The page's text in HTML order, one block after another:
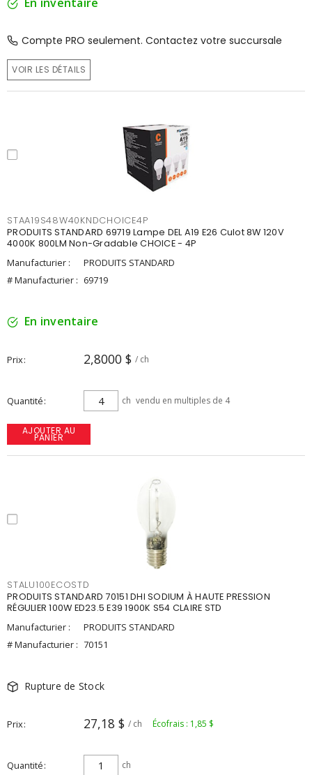
Compte PRO seulement. Contactez votre succursale
VOIR LES DÉTAILS
STAA19S48W40KNDCHOICE4P
PRODUITS STANDARD 69719 Lampe DEL A19 E26 Culot 8W 120V
4000K 800LM Non-Gradable CHOICE - 4P
Manufacturier :
PRODUITS STANDARD
# Manufacturier : 69719
En inventaire
Prix 2,8000 $ / ch
Quantité ch vendu en multiples de 4
AJOUTER AU
PANIER
STALU100ECOSTD
PRODUITS STANDARD 70151 DHI SODIUM À HAUTE PRESSION
RÉGULIER 100W ED23.5 E39 1900K S54 CLAIRE STD
Manufacturier :
PRODUITS STANDARD
# Manufacturier : 70151
Rupture de Stock
Prix 27,18 $ / ch Écofrais : 1,85 $
Quantité ch